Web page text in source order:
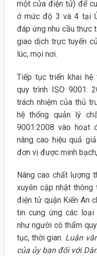
một cửa điện tử) để
ở mức độ 3 và 4 tại
đáp ứng nhu cầu thực
giao dịch trực tuyến
lúc, mọi nơi.
Tiếp tục triển khai
quy trình ISO 9001:
trách nhiệm của thủ
hệ thống quản lý
9001:2008 vào hoạt
nâng cao hiệu quả
đơn vị được minh
Nâng cao chất lượng
xuyên cập nhật thông
điện tử quận Kiến An
tin cung ứng các loại
như người có thẩm
tục, thời gian. Luận
của ủy ban đối với